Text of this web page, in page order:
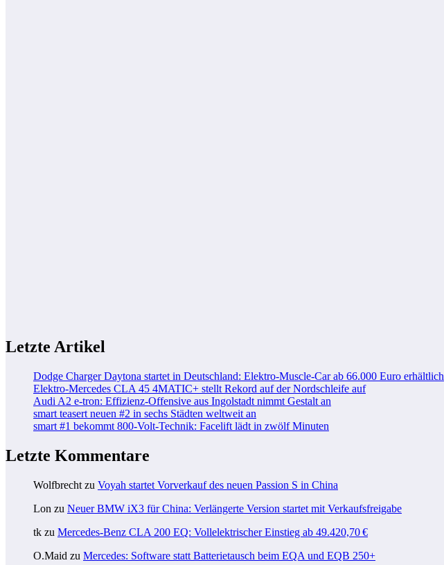
Letzte Artikel
Dodge Charger Daytona startet in Deutschland: Elektro-Muscle-Car ab 66.000 Euro erhältlich
Elektro-Mercedes CLA 45 4MATIC+ stellt Rekord auf der Nordschleife auf
Audi A2 e-tron: Effizienz-Offensive aus Ingolstadt nimmt Gestalt an
smart teasert neuen #2 in sechs Städten weltweit an
smart #1 bekommt 800-Volt-Technik: Facelift lädt in zwölf Minuten
Letzte Kommentare
Wolfbrecht zu Voyah startet Vorverkauf des neuen Passion S in China
Lon zu Neuer BMW iX3 für China: Verlängerte Version startet mit Verkaufsfreigabe
tk zu Mercedes-Benz CLA 200 EQ: Vollelektrischer Einstieg ab 49.420,70 €
O.Maid zu Mercedes: Software statt Batterietausch beim EQA und EQB 250+